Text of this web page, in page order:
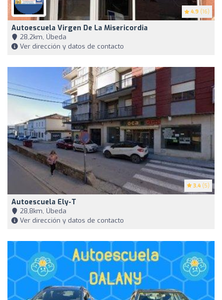
4.9 (16)
Autoescuela Virgen De La Misericordia
28,2km, Úbeda
Ver dirección y datos de contacto
3.4 (5)
Autoescuela Ely-T
28,8km, Úbeda
Ver dirección y datos de contacto